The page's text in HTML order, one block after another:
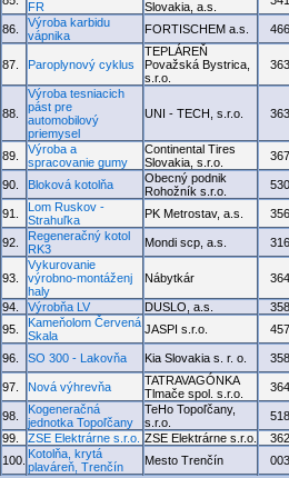
FR Slovakia, a.s.
86.
Výroba karbidu
vápnika
FORTISCHEM a.s.
87. Paroplynový cyklus
TEPLÁREŇ
Považská Bystrica,
s.r.o.
88.
Výroba tesniacich
pást pre
automobilový
priemysel
UNI - TECH, s.r.o.
89.
Výroba a
spracovanie gumy
Continental Tires
Slovakia, s.r.o.
90. Bloková kotolňa
Obecný podnik
Rohožník s.r.o.
91.
Lom Ruskov -
Strahuľka
PK Metrostav, a.s.
92.
Regeneračný kotol
RK3
Mondi scp, a.s.
93.
Vykurovanie
výrobno-montáženj
haly
Nábytkár
94. Výrobňa LV DUSLO, a.s.
95.
Kameňolom Červená
Skala
JASPI s.r.o.
96. SO 300 - Lakovňa Kia Slovakia s. r. o.
97. Nová výhrevňa
TATRAVAGÓNKA
Tlmače spol. s.r.o.
98.
Kogeneračná
jednotka Topoľčany
TeHo Topoľčany,
s.r.o.
99.
ZSE Elektrárne s.r.o. ZSE Elektrárne s.r.o.
100. Kotolňa, krytá
plaváreň, Trenčín
Mesto Trenčín